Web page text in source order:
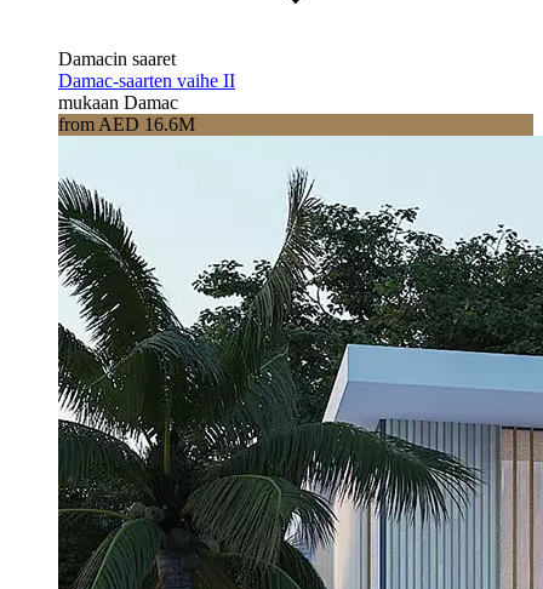
Damacin saaret
Damac-saarten vaihe II
mukaan Damac
from AED 16.6M